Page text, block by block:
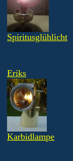
Spiritusglühlicht
Eriks
Karbidlampe